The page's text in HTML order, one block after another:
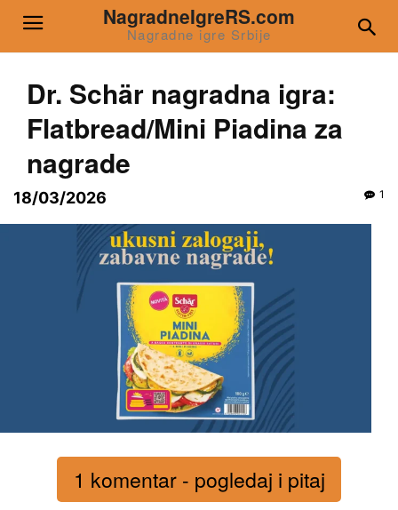
NagradneIgreRS.com
Nagradne igre Srbije
Dr. Schär nagradna igra:
Flatbread/Mini Piadina za
nagrade
18/03/2026 1
1 komentar - pogledaj i pitaj